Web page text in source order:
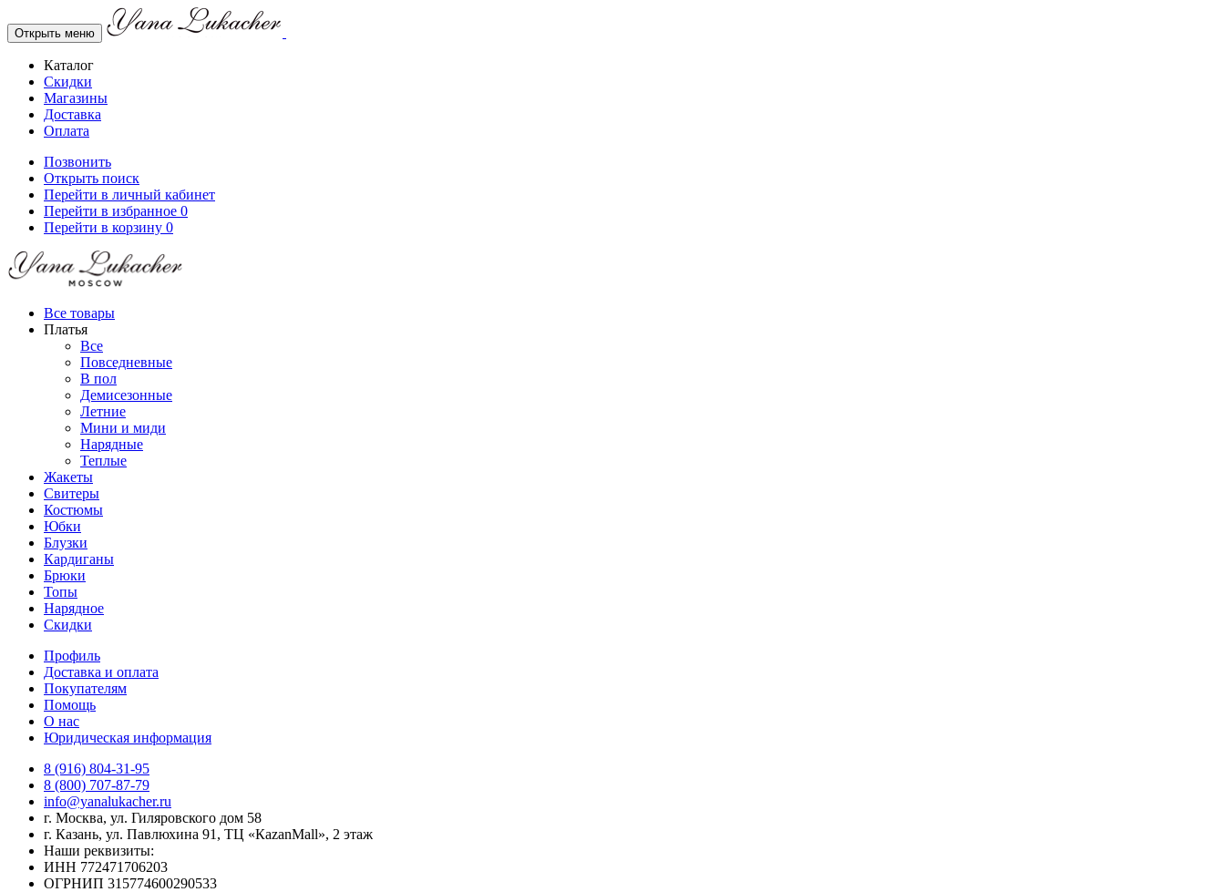
Открыть меню
Каталог
Скидки
Магазины
Доставка
Оплата
Позвонить
Открыть поиск
Перейти в личный кабинет
Перейти в избранное 0
Перейти в корзину 0
Все товары
Платья
Все
Повседневные
В пол
Демисезонные
Летние
Мини и миди
Нарядные
Теплые
Жакеты
Свитеры
Костюмы
Юбки
Блузки
Кардиганы
Брюки
Топы
Нарядное
Скидки
Профиль
Доставка и оплата
Покупателям
Помощь
О нас
Юридическая информация
8 (916) 804-31-95
8 (800) 707-87-79
info@yanalukacher.ru
г. Москва, ул. Гиляровского дом 58
г. Казань, ул. Павлюхина 91, ТЦ «КazanMall», 2 этаж
Наши реквизиты:
ИНН 772471706203
ОГРНИП 315774600290533